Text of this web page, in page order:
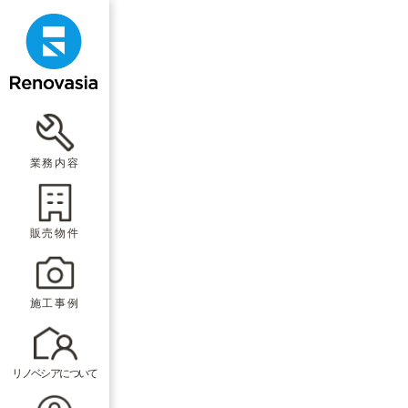
業務内容
販売物件
施工事例
リノベシアについて